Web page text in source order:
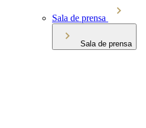
Sala de prensa
Sala de prensa